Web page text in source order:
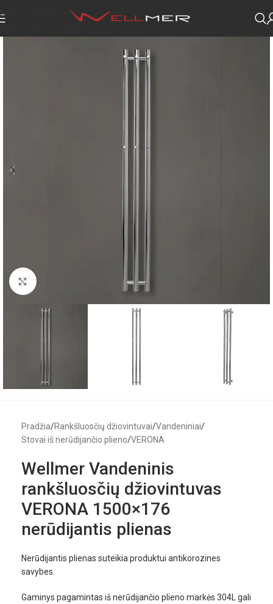
Skip to navigation
Click to enlarge
Pradžia/Rankšluosčių džiovintuvai/Vandeniniai/
Stovai iš nerūdijančio plieno/VERONA
Wellmer Vandeninis
rankšluosčių džiovintuvas
VERONA 1500×176
nerūdijantis plienas
Nerūdijantis plienas suteikia produktui antikorozines
savybes.
Gaminys pagamintas iš nerūdijančio plieno markės 304L gali